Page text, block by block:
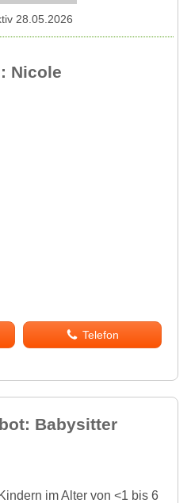
Nicole
Telefon
28.05.2026
Babysitter
im Alter von <1 bis 6